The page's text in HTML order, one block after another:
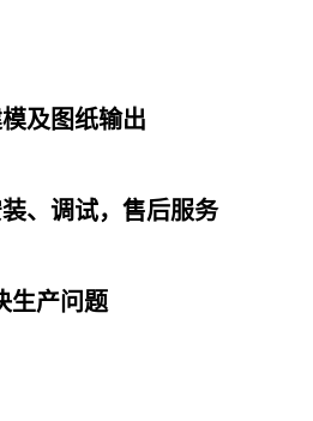
及图纸输出
、调试，售后服务
生产问题